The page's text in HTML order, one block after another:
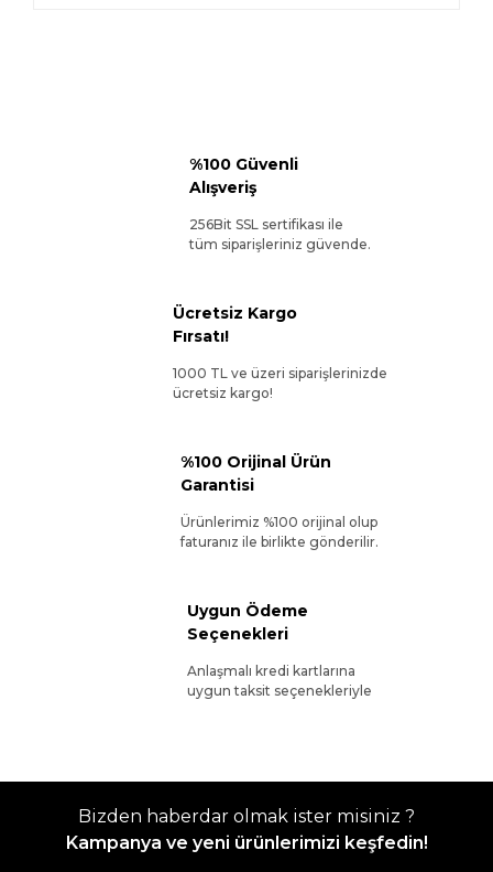
%100 Güvenli
Alışveriş
256Bit SSL sertifikası ile
tüm siparişleriniz güvende.
Ücretsiz Kargo
Fırsatı!
1000 TL ve üzeri siparişlerinizde
ücretsiz kargo!
%100 Orijinal Ürün
Garantisi
Ürünlerimiz %100 orijinal olup
faturanız ile birlikte gönderilir.
Uygun Ödeme
Seçenekleri
Anlaşmalı kredi kartlarına
uygun taksit seçenekleriyle
Bizden haberdar olmak ister misiniz ?
Kampanya ve yeni ürünlerimizi keşfedin!